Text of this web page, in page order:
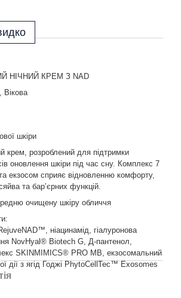
НІЧНИЙ КРЕМ З NAD
Вікова
шкіри
крем, розроблений для підтримки
оновлення шкіри під час сну. Комплекс 7
екзосом сприяє відновленню комфорту,
та бар’єрних функцій.
очищену шкіру обличчя
ніацинамід, гіалуронова
NovHyal® Biotech G, Д-пантенол,
SKINMIMICS® PRO MB, екзосомальний
дії з ягід Годжі PhytoCellTec™ Exosomes